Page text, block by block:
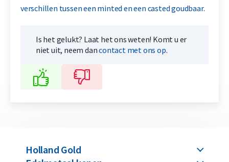
verschillen tussen een minted en een casted goudbaar.
Is het gelukt? Laat het ons weten! Komt u er
niet uit, neem dancontact met ons op.
Holland Gold